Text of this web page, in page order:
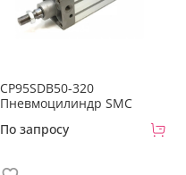
CP95SDB50-320
Пневмоцилиндр SMC
По запросу